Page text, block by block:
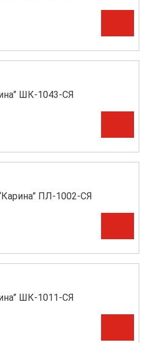
ШК-1043-СЯ
ПЛ-1002-СЯ
ШК-1011-СЯ